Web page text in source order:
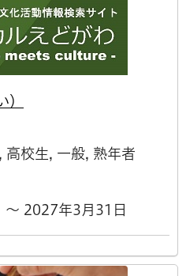
）
高校生, 一般, 熟年者
2027年3月31日